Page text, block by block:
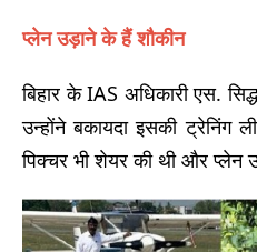
प्लेन उड़ाने के हैं शौकीन
बिहार के IAS अधिकारी एस.
उन्होंने बकायदा इसकी ट्रेनिंग
पिक्चर भी शेयर की थी और प्लेन